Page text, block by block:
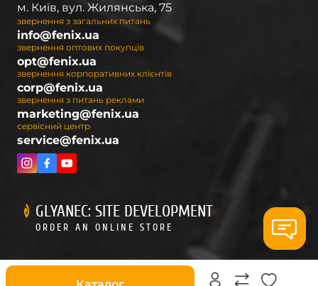
м. Київ, вул. Жилянська, 75
звернення з загальних питань
info@fenix.ua
звернення оптових покупців
opt@fenix.ua
звернення корпоративних клієнтів
corp@fenix.ua
звернення з питань реклами
marketing@fenix.ua
сервісний центр
service@fenix.ua
GLYANEC: SITE DEVELOPMENT
ORDER AN ONLINE STORE